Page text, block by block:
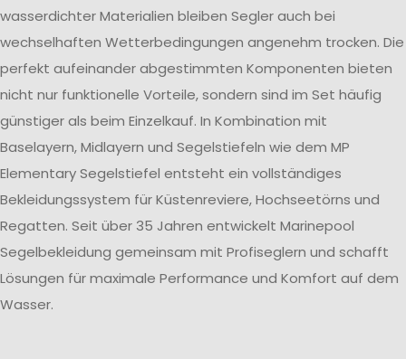
wasserdichter Materialien bleiben Segler auch bei
wechselhaften Wetterbedingungen angenehm trocken. Die
perfekt aufeinander abgestimmten Komponenten bieten
nicht nur funktionelle Vorteile, sondern sind im Set häufig
günstiger als beim Einzelkauf. In Kombination mit
Baselayern, Midlayern und Segelstiefeln wie dem MP
Elementary Segelstiefel entsteht ein vollständiges
Bekleidungssystem für Küstenreviere, Hochseetörns und
Regatten. Seit über 35 Jahren entwickelt Marinepool
Segelbekleidung gemeinsam mit Profiseglern und schafft
Lösungen für maximale Performance und Komfort auf dem
Wasser.